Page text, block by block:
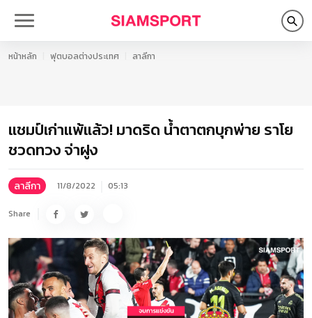
หน้าหลัก ฟุตบอลต่างประเทศ ลาลีกา
แชมป์เก่าแพ้แล้ว! มาดริด น้ำตาตกบุกพ่าย ราโย
ชวดทวง จ่าฝูง
ลาลีกา 11/8/2022 05:13
Share